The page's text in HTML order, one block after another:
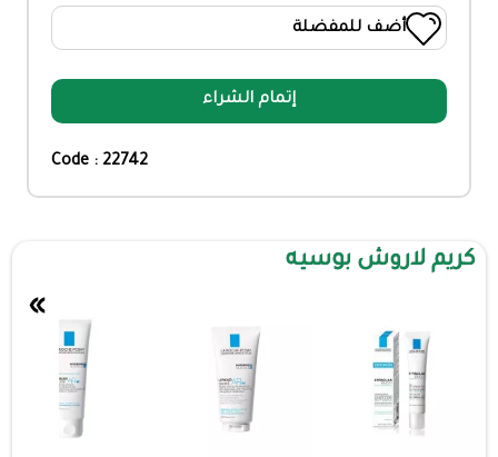
أضف للمفضلة
إتمام الشراء
Code : 22742
كريم لاروش بوسيه
»